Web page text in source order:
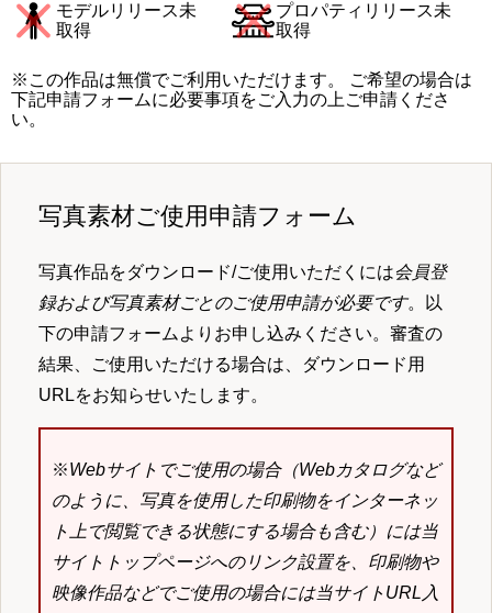
モデルリリース未
取得
プロパティリリース未
取得
※この作品は無償でご利用いただけます。 ご希望の場合は
下記申請フォームに必要事項をご入力の上ご申請くださ
い。
写真素材ご使用申請フォーム
写真作品をダウンロード/ご使用いただくには会員登
録および写真素材ごとのご使用申請が必要です。以
下の申請フォームよりお申し込みください。審査の
結果、ご使用いただける場合は、ダウンロード用
URLをお知らせいたします。
※Webサイトでご使用の場合（Webカタログなど
のように、写真を使用した印刷物をインターネッ
ト上で閲覧できる状態にする場合も含む）には当
サイトトップページへのリンク設置を、印刷物や
映像作品などでご使用の場合には当サイトURL入